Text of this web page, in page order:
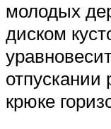
молодых
диском
крюке